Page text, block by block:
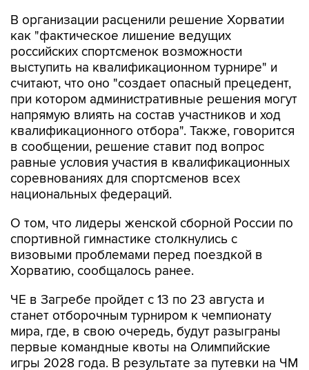
В организации расценили решение Хорватии
как "фактическое лишение ведущих
российских спортсменок возможности
выступить на квалификационном турнире" и
считают, что оно "создает опасный прецедент,
при котором административные решения могут
напрямую влиять на состав участников и ход
квалификационного отбора". Также, говорится
в сообщении, решение ставит под вопрос
равные условия участия в квалификационных
соревнованиях для спортсменов всех
национальных федераций.
О том, что лидеры женской сборной России по
спортивной гимнастике столкнулись с
визовыми проблемами перед поездкой в
Хорватию, сообщалось ранее.
ЧЕ в Загребе пройдет с 13 по 23 августа и
станет отборочным турниром к чемпионату
мира, где, в свою очередь, будут разыграны
первые командные квоты на Олимпийские
игры 2028 года. В результате за путевки на ЧМ